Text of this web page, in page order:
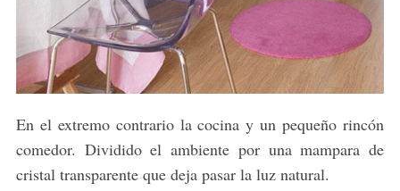
En el extremo contrario la cocina y un pequeño rincón
comedor. Dividido el ambiente por una mampara de
cristal transparente que deja pasar la luz natural.